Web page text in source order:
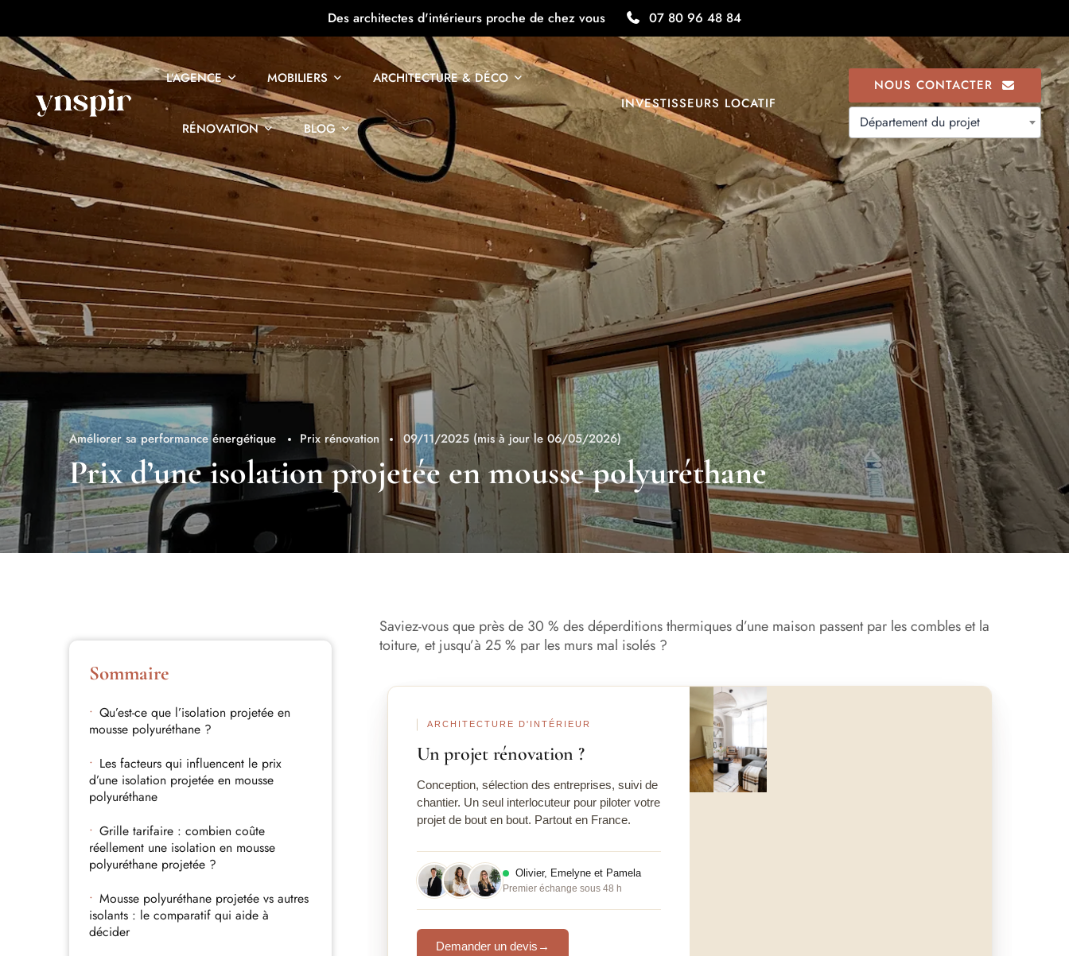
Des architectes d'intérieurs proche de chez vous 07 80 96 48 84
L’AGENCE MOBILIERS ARCHITECTURE & DÉCO
RÉNOVATION BLOG
INVESTISSEURS LOCATIF
NOUS CONTACTER
Département du projet
Améliorer sa performance énergétique Prix rénovation 09/11/2025 (mis à jour le 06/05/2026)
Prix d’une isolation projetée en mousse polyuréthane
Sommaire
Qu’est-ce que l’isolation projetée en
mousse polyuréthane ?
Les facteurs qui influencent le prix
d’une isolation projetée en mousse
polyuréthane
Grille tarifaire : combien coûte
réellement une isolation en mousse
polyuréthane projetée ?
Mousse polyuréthane projetée vs autres
isolants : le comparatif qui aide à
décider
Saviez-vous que près de 30 % des déperditions thermiques d’une maison passent par les combles et la
toiture, et jusqu’à 25 % par les murs mal isolés ?
ARCHITECTURE D'INTÉRIEUR
Un projet rénovation ?
Conception, sélection des entreprises, suivi de
chantier. Un seul interlocuteur pour piloter votre
projet de bout en bout. Partout en France.
Olivier, Emelyne et Pamela
Premier échange sous 48 h
Demander un devis →
Avant Après